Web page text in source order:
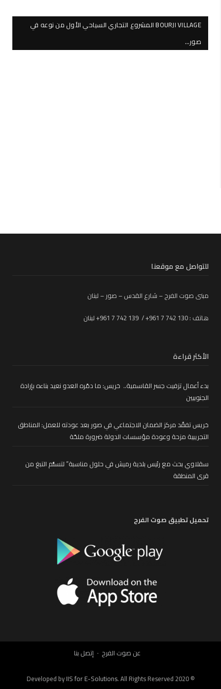
BOURJI VILLAGE المشروع التجاري السياحي الأول من نوعه في
صور…
للتواصل مع موقعنا
مبنى صوت الفرح – شارع القدس – صور – لبنان
هاتف : 130 742 7 961+ / 139 742 7 961+ لبنان
الأكثر قراءة
بدء أعمال تزفيت جسر القاسمية.. خريس: ما دمّره العدو نعيد بناءه بإرادة
الجنوبيين
خريس تفقّد مركز الضمان الاجتماعي في صور بعد عودته للعمل: المناطق
التجريبية مزحة وعودة مؤسسات الدولة ضرورة ملحّة
سقلاوي بحث مع رئيس بلدية رميش في حلول مناسبة” لتسلُّم التبغ من
قرى المنطقة
تحميل تطبيق صوت الفرح
عن صوت الفرح إتصل بنا
© Developed by
IIS for E-Solutions. All Rights Reserved 2020